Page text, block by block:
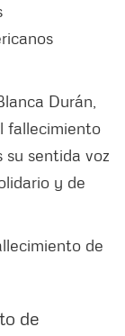
Durán,
fallecimiento
su sentida voz
y de
de
de